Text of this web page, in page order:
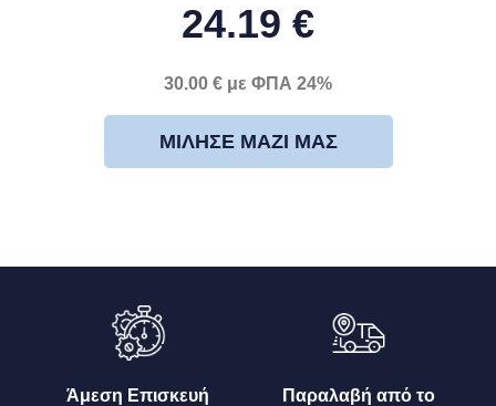
24.19 €
30.00 € με ΦΠΑ 24%
ΜΊΛΗΣΕ ΜΑΖΊ ΜΑΣ
Άμεση Επισκευή
Παραλαβή από το